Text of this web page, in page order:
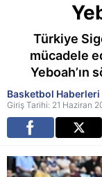
Türkiye
mücadele
Yeboah’ın
Basketbol Haberleri
Giriş Tarihi: 21 Haziran